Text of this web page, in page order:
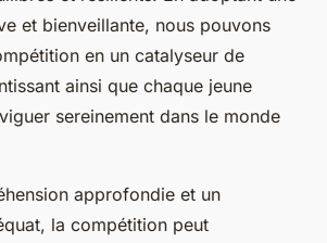
et bienveillante, nous pouvons
en un catalyseur de
ainsi que chaque jeune
sereinement dans le monde
approfondie et un
la compétition peut